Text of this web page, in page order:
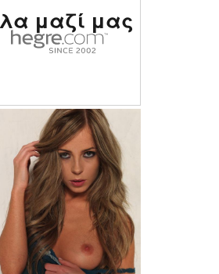
μαζί μας